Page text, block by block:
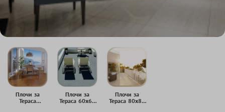
Плочи за
Тераса
Плочи за
Тераса 60x60
Плочи за
Тераса 80x80